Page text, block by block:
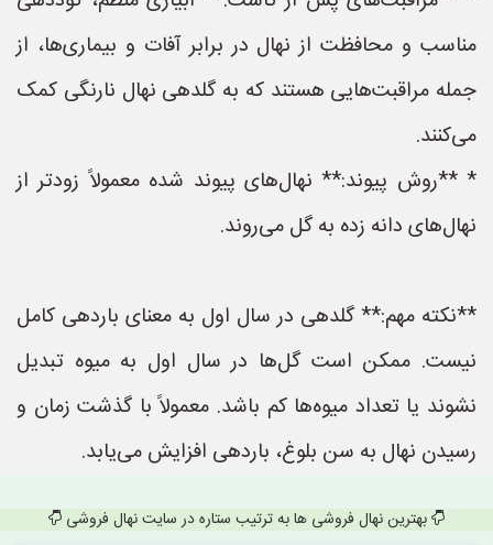
مناسب و محافظت از نهال در برابر آفات و بیماری‌ها، از
جمله مراقبت‌هایی هستند که به گلدهی نهال نارنگی کمک
می‌کنند.
* **روش پیوند:** نهال‌های پیوند شده معمولاً زودتر از
نهال‌های دانه زده به گل می‌روند.
**نکته مهم:** گلدهی در سال اول به معنای باردهی کامل
نیست. ممکن است گل‌ها در سال اول به میوه تبدیل
نشوند یا تعداد میوه‌ها کم باشد. معمولاً با گذشت زمان و
رسیدن نهال به سن بلوغ، باردهی افزایش می‌یابد.
بهترین نهال فروشی ها به ترتیب ستاره در سایت نهال فروشی